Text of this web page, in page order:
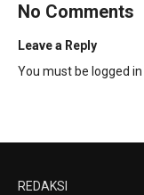
No Comments
Leave a Reply
You must be logged in
REDAKSI